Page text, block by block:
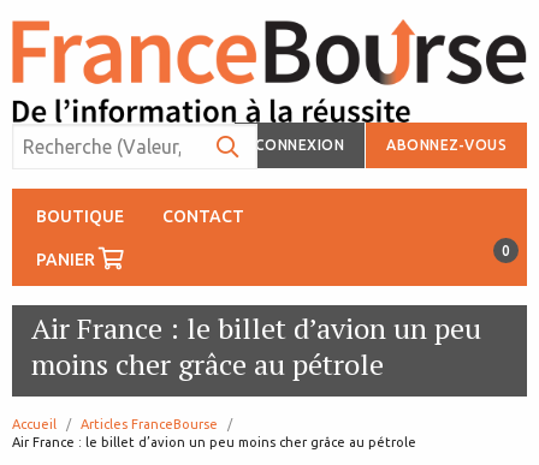
CONNEXION ABONNEZ-VOUS
BOUTIQUE CONTACT
PANIER 0
Air France : le billet d’avion un peu
moins cher grâce au pétrole
Accueil
Articles FranceBourse
page:
Air France : le billet d’avion un peu moins cher grâce au pétrole